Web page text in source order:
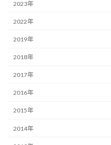
2023年
2022年
2019年
2018年
2017年
2016年
2015年
2014年